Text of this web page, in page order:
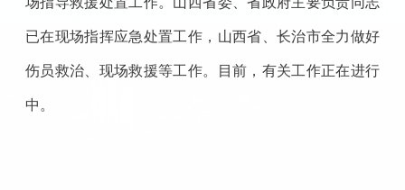
已在现场指挥应急处置工作，山西省、长治市全力做好
伤员救治、现场救援等工作。目前，有关工作正在进行
中。